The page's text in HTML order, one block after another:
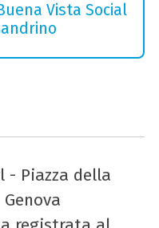
Vista Social
- Piazza della